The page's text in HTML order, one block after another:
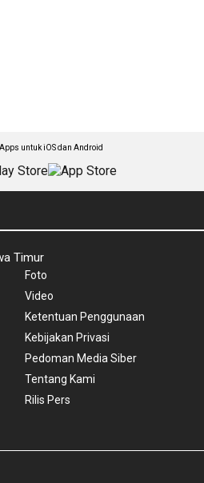
untuk iOS dan Android
Timur
Foto
Video
Ketentuan Penggunaan
Kebijakan Privasi
Pedoman Media Siber
Tentang Kami
Rilis Pers